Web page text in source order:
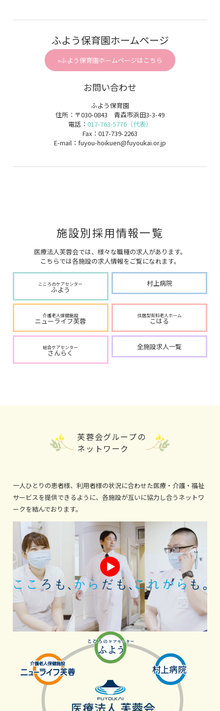
ふよう保育園ホームページ
»ふよう保育園ホームページはこちら
お問い合わせ
ふよう保育園
住所：〒030-0843 青森市浜田3-3-49
電話： 017-763-5776（代表）
Fax：017-739-2263
E-mail：fuyou-hoikuen@fuyoukai.or.jp
施設別採用情報一覧
医療法人芙蓉会では、様々な職種の求人があります。
こちらでは各施設の求人情報をご覧になれます。
こころのケアセンター
ふよう
村上病院
介護老人保健施設
ニューライフ芙蓉
住居型有料老人ホーム
こはる
総合ケアセンター
さんらく
全施設求人一覧
芙蓉会グループの
ネットワーク
一人ひとりの患者様、利用者様の状況に合わせた医療・介護・福祉
サービスを提供できるように、各施設が互いに協力し合うネットワ
ークを結んでおります。